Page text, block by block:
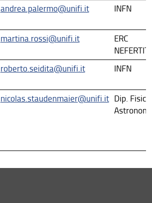
andrea.palermo@unifi.it INFN
martina.rossi@unifi.it
ERC
NEFERTITI
roberto.seidita@unifi.it INFN
nicolas.staudenmaier@unifi.it Dip.